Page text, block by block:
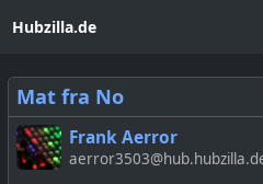
Hubzilla.de
Mat fra No
Frank Aerror